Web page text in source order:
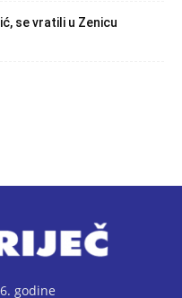
se vratili u Zenicu
godine